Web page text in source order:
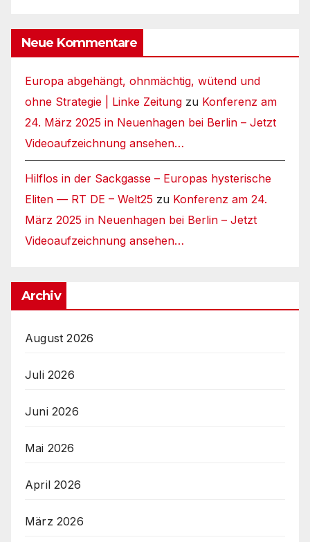
Neue Kommentare
Europa abgehängt, ohnmächtig, wütend und
ohne Strategie | Linke Zeitung zu Konferenz am
24. März 2025 in Neuenhagen bei Berlin – Jetzt
Videoaufzeichnung ansehen…
Hilflos in der Sackgasse – Europas hysterische
Eliten — RT DE – Welt25 zu Konferenz am 24.
März 2025 in Neuenhagen bei Berlin – Jetzt
Videoaufzeichnung ansehen…
Archiv
August 2026
Juli 2026
Juni 2026
Mai 2026
April 2026
März 2026